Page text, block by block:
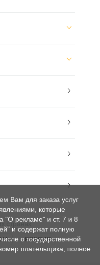
странах
РОССИЯ
Вам для заказа услуг
которые
"О рекламе" и ст. 7 и 8
и содержат полную
о государственной
плательщика, полное